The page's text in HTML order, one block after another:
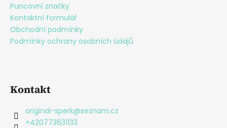
Puncovní značky
Kontaktní formulář
Obchodní podmínky
Podmínky ochrany osobních údajů
Kontakt
original-sperk@seznam.cz
+420773631133